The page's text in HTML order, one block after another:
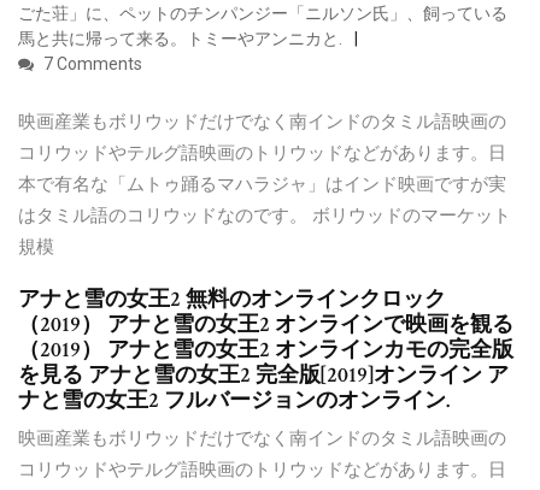
ごた荘」に、ペットのチンパンジー「ニルソン氏」、飼っている
馬と共に帰って来る。トミーやアンニカと.
7 Comments
映画産業もボリウッドだけでなく南インドのタミル語映画の
コリウッドやテルグ語映画のトリウッドなどがあります。日
本で有名な「ムトゥ踊るマハラジャ」はインド映画ですが実
はタミル語のコリウッドなのです。 ボリウッドのマーケット
規模
アナと雪の女王2 無料のオンラインクロック
（2019） アナと雪の女王2 オンラインで映画を観る
（2019） アナと雪の女王2 オンラインカモの完全版
を見る アナと雪の女王2 完全版[2019]オンライン ア
ナと雪の女王2 フルバージョンのオンライン.
映画産業もボリウッドだけでなく南インドのタミル語映画の
コリウッドやテルグ語映画のトリウッドなどがあります。日